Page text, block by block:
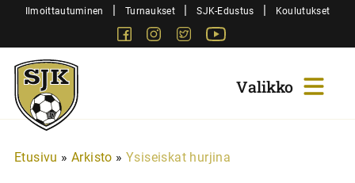
SiirryIlmoittautuminen | Turnaukset | SJK-Edustus | Koulutukset
FacebookInstagram
Twitter
Sjk-
Juniorit
Etusivu » Arkisto » Ysiseiskat hurjina